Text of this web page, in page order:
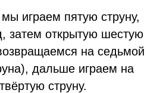
играем пятую струну,
затем открытую шестую
на седьмой
дальше играем на
струну.